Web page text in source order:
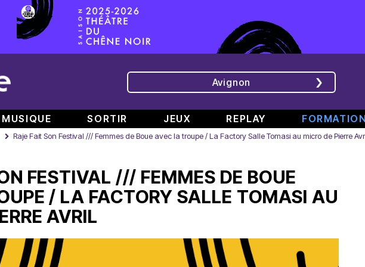
Avignon
MUSIQUE SORTIR JEUX REPLAY
Bande
808
#6
–
Spéciale
Rencontre
avec
Augusta
de
TINALS
RAJE
fait
son
«
Comment
Conférence
de
presse
Boucher,
Président
Raje Fait Son Festival /// Femmes de Boue avec la troupe / La Factory Salle Tomasi au micro de Pierre
FESTIVAL /// FEMMES DE BOUE
/ LA FACTORY SALLE TOMASI AU
AVRIL